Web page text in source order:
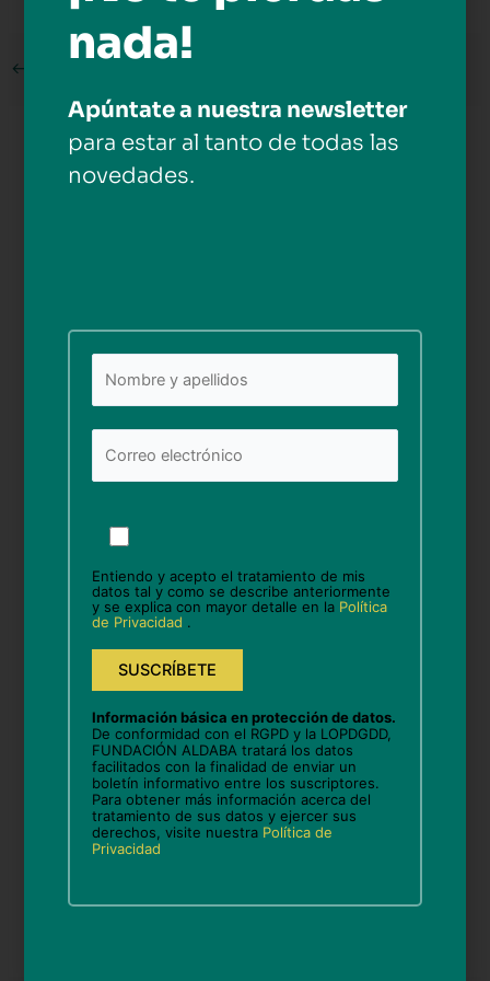
←
Deja una respuesta
Nombre*
electrónico*
Guarda mi nombre, correo electrónico y web en
este navegador para la próxima vez que comente.
nada!
Apúntate a nuestra newsletter
para estar al tanto de todas las
novedades.
favor,
este
campo
vacío.
Entiendo y acepto el tratamiento de mis
datos tal y como se describe anteriormente
y se explica con mayor detalle en la Política
de Privacidad .
Información básica en protección de datos.
De conformidad con el RGPD y la LOPDGDD,
FUNDACIÓN ALDABA tratará los datos
facilitados con la finalidad de enviar un
boletín informativo entre los suscriptores.
Para obtener más información acerca del
tratamiento de sus datos y ejercer sus
derechos, visite nuestra Política de
Privacidad